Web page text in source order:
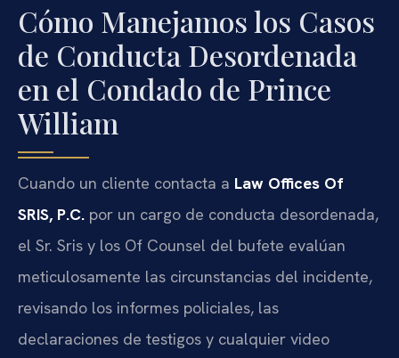
Cómo Manejamos los Casos
de Conducta Desordenada
en el Condado de Prince
William
Cuando un cliente contacta a Law Offices Of
SRIS, P.C. por un cargo de conducta desordenada,
el Sr. Sris y los Of Counsel del bufete evalúan
meticulosamente las circunstancias del incidente,
revisando los informes policiales, las
declaraciones de testigos y cualquier video